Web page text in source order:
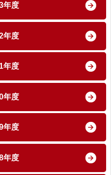
年度
年度
年度
年度
年度
年度